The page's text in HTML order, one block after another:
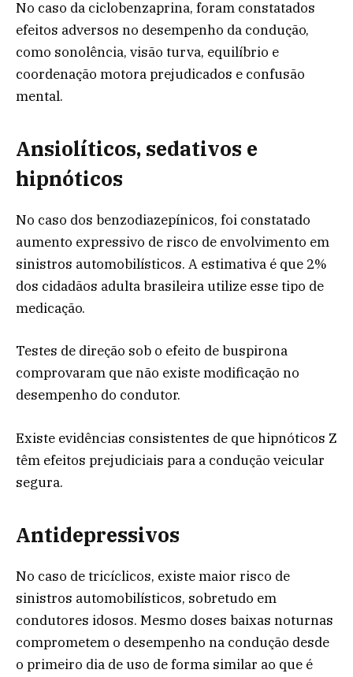
No caso da ciclobenzaprina, foram constatados
efeitos adversos no desempenho da condução,
como sonolência, visão turva, equilíbrio e
coordenação motora prejudicados e confusão
mental.
Ansiolíticos, sedativos e
hipnóticos
No caso dos benzodiazepínicos, foi constatado
aumento expressivo de risco de envolvimento em
sinistros automobilísticos. A estimativa é que 2%
dos cidadãos adulta brasileira utilize esse tipo de
medicação.
Testes de direção sob o efeito de buspirona
comprovaram que não existe modificação no
desempenho do condutor.
Existe evidências consistentes de que hipnóticos Z
têm efeitos prejudiciais para a condução veicular
segura.
Antidepressivos
No caso de tricíclicos, existe maior risco de
sinistros automobilísticos, sobretudo em
condutores idosos. Mesmo doses baixas noturnas
comprometem o desempenho na condução desde
o primeiro dia de uso de forma similar ao que é